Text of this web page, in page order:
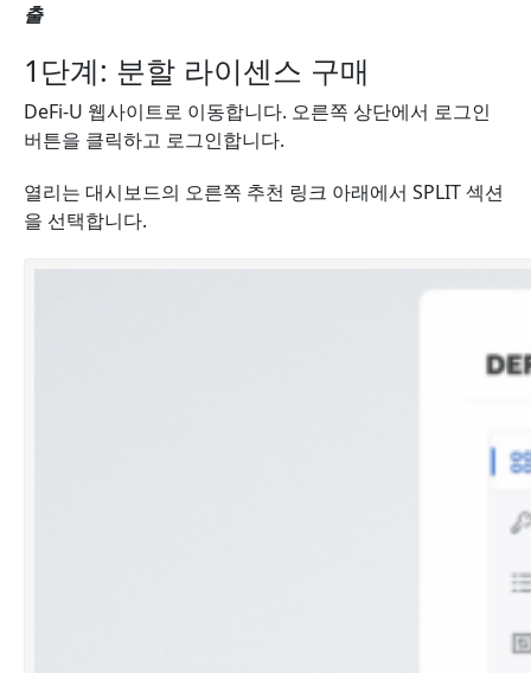
출
1단계: 분할 라이센스 구매
DeFi-U 웹사이트로 이동합니다. 오른쪽 상단에서 로그인
버튼을 클릭하고 로그인합니다.
열리는 대시보드의 오른쪽 추천 링크 아래에서 SPLIT 섹션
을 선택합니다.